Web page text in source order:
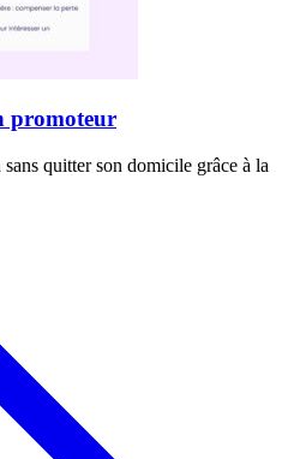
promoteur
quitter son domicile grâce à la